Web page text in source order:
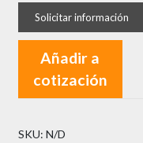
Pomo
cantidad
Añadir a
cotización
SKU: N/D